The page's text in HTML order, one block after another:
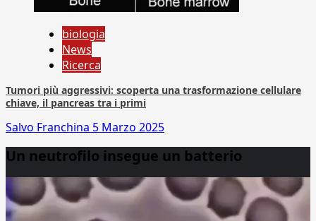
biologia
News
Ricerca
Tumori più aggressivi: scoperta una trasformazione cellulare
chiave, il pancreas tra i primi
Salvo Franchina 5 Marzo 2025
Un neutrofilo insegue un batterio
Player